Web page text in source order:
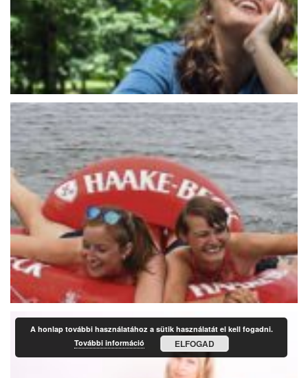
A honlap további használatához a sütik használatát el kell fogadni.
További információ
ELFOGAD